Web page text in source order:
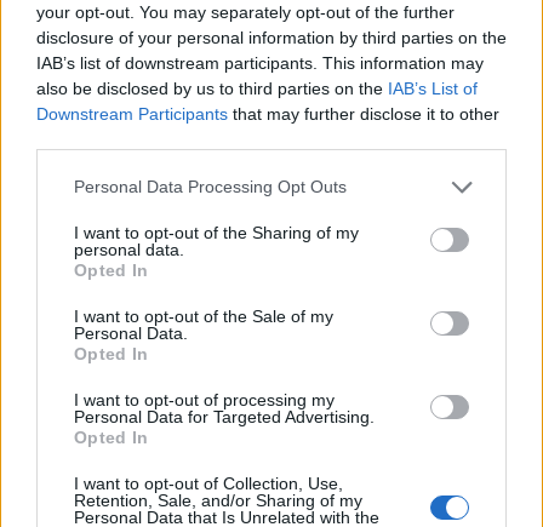
your opt-out. You may separately opt-out of the further
disclosure of your personal information by third parties on the
IAB’s list of downstream participants. This information may
also be disclosed by us to third parties on the IAB’s List of
Downstream Participants that may further disclose it to other
Please note that this website/app uses one or more Google
not limited to your visit or usage behaviour. You may click to
grant or deny consent to Google and its third-party tags to
use your data for below specified purposes in below Google
consent section.
Personal Data Processing Opt Outs
I want to opt-out of the Sharing of my
personal data.
Opted In
I want to opt-out of the Sale of my
Personal Data.
Opted In
I want to opt-out of processing my
Personal Data for Targeted Advertising.
Opted In
I want to opt-out of Collection, Use,
Retention, Sale, and/or Sharing of my
Personal Data that Is Unrelated with the
Épített öröksége megújításával is készül
Mohács a csata ötszázadik
évfordulójára
kötik össze Spanyolország és
hálózatát
játszótér Debrecen egyik legfontosabb
terén
AJÁNLJUK MÉG